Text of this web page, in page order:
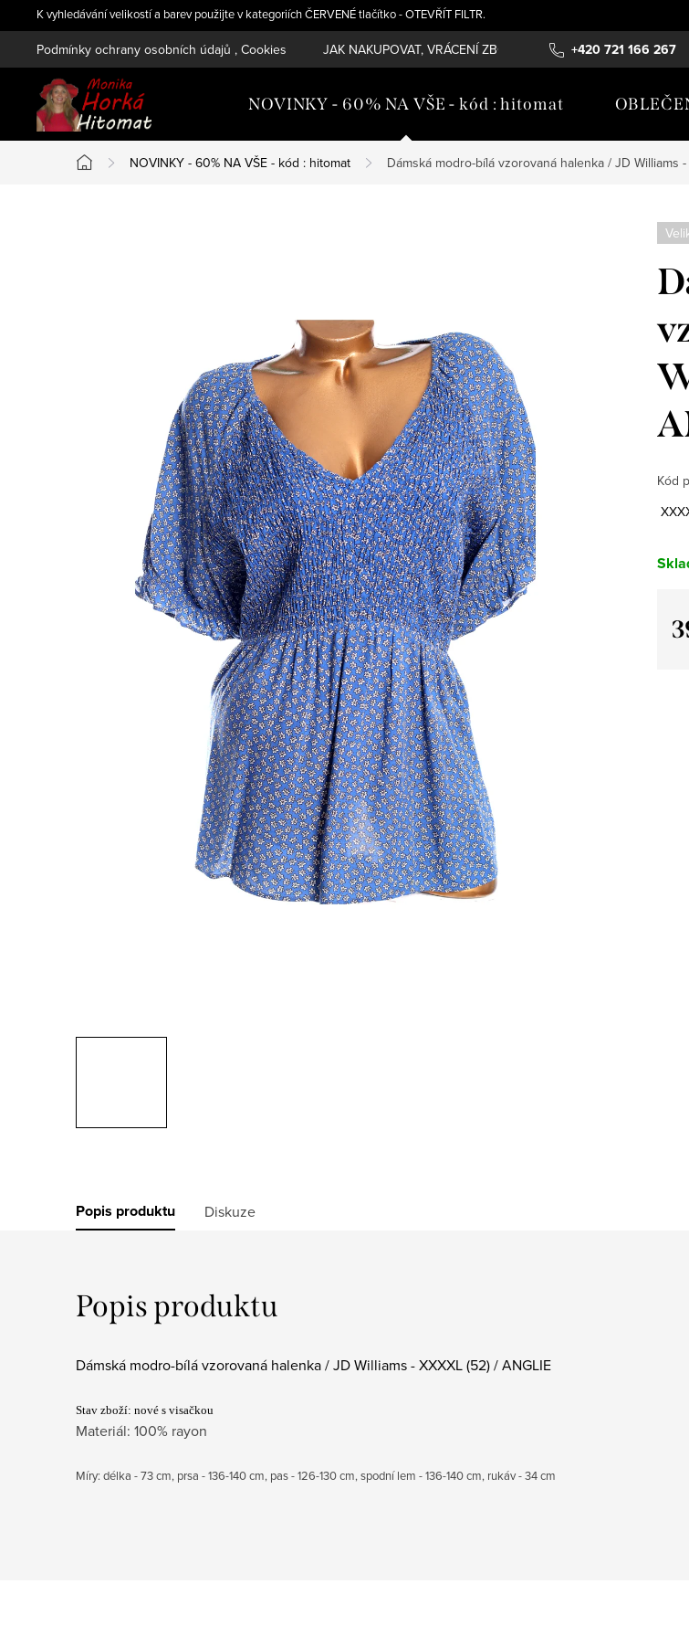
na
K vyhledávání velikostí a barev použijte v kategoriích ČERVENÉ tlačítko - OTEVŘÍT FILTR.
+420 721 166 267
Podmínky ochrany osobních údajů , Cookies JAK NAKUPOVAT, VRÁCENÍ ZBOŽÍ , REKLAMAČNÍ ŘÁD, ÚDRŽBA
NOVINKY - 60% NA VŠE - kód : hitomat
Domů
NOVINKY - 60% NA VŠE - kód : hitomat Dámská modro-bílá vzorovaná halenka / JD Williams -
Kód
Popis produktu Diskuze
Popis produktu
Dámská modro-bílá vzorovaná halenka / JD Williams - XXXXL (52) / ANGLIE
Stav zboží: nové s visačkou
Materiál: 100% rayon
Míry: délka - 73 cm, prsa - 136-140 cm, pas - 126-130 cm, spodní lem - 136-140 cm, rukáv - 34 cm